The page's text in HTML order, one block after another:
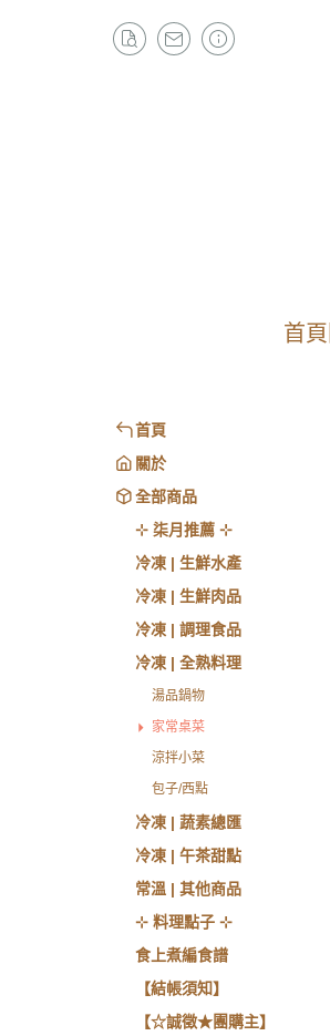
首頁
首頁
關於
全部商品
⊹ 柒月推薦 ⊹
冷凍 | 生鮮水產
冷凍 | 生鮮肉品
冷凍 | 調理食品
冷凍 | 全熟料理
湯品鍋物
家常桌菜
涼拌小菜
包子/西點
冷凍 | 蔬素總匯
冷凍 | 午茶甜點
常溫 | 其他商品
⊹ 料理點子 ⊹
食上煮編食譜
【結帳須知】
【☆誠徵★團購主】